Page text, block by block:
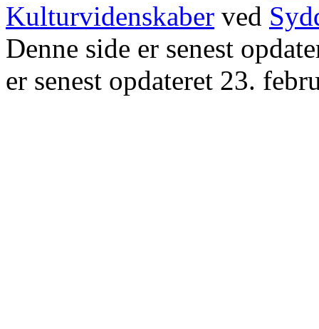
Kulturvidenskaber ved
Denne side er senest
er senest opdateret 23.